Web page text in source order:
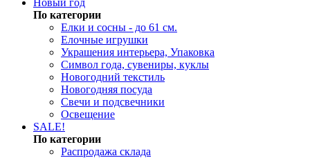
Новый год
По категории
Елки и сосны - до 61 см.
Елочные игрушки
Украшения интерьера, Упаковка
Символ года, сувениры, куклы
Новогодний текстиль
Новогодняя посуда
Свечи и подсвечники
Освещение
SALE!
По категории
Распродажа склада